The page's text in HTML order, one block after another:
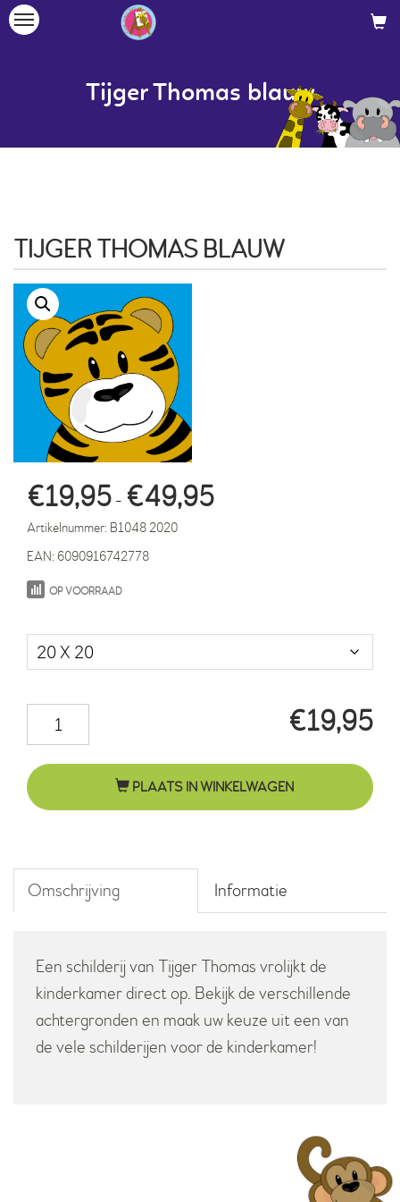
Toggle
Tijger Thomas blauw
TIJGER THOMAS BLAUW
€19,95 - €49,95
Artikelnummer: B1048 2020
EAN: 6090916742778
OP VOORRAAD
€19,95
Thomas
blauw
aantal PLAATS IN WINKELWAGEN
Omschrijving Informatie
Een schilderij van Tijger Thomas vrolijkt de
kinderkamer direct op. Bekijk de verschillende
achtergronden en maak uw keuze uit een van
de vele schilderijen voor de kinderkamer!